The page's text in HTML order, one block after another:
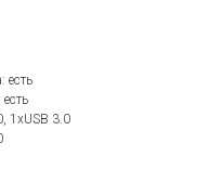
есть
1xUSB 3.0